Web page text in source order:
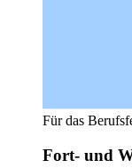
Für das
Fort- und